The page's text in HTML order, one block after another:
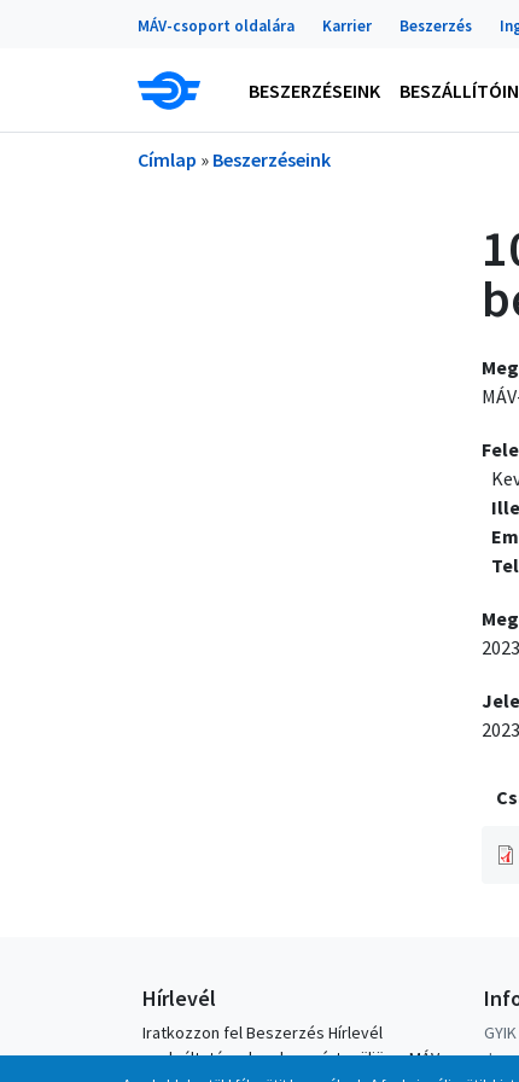
Ugrás a tartalomraPortálok
MÁV-csoport oldalára Karrier Beszerzés
Main navigation
BESZERZÉSEINK
Morzsa
Címlap Beszerzéseink
Hírlevél
Iratkozzon fel Beszerzés Hírlevél
szolgáltatásunkra, hogy értesüljön a MÁV-
GYIK